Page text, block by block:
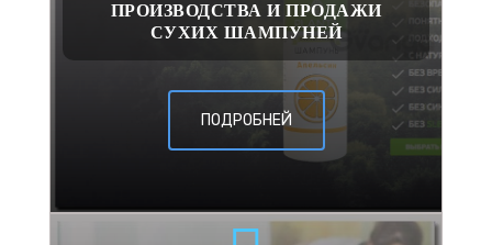
ПРОИЗВОДСТВА И ПРОДАЖИ
СУХИХ ШАМПУНЕЙ
ПОДРОБНЕЙ